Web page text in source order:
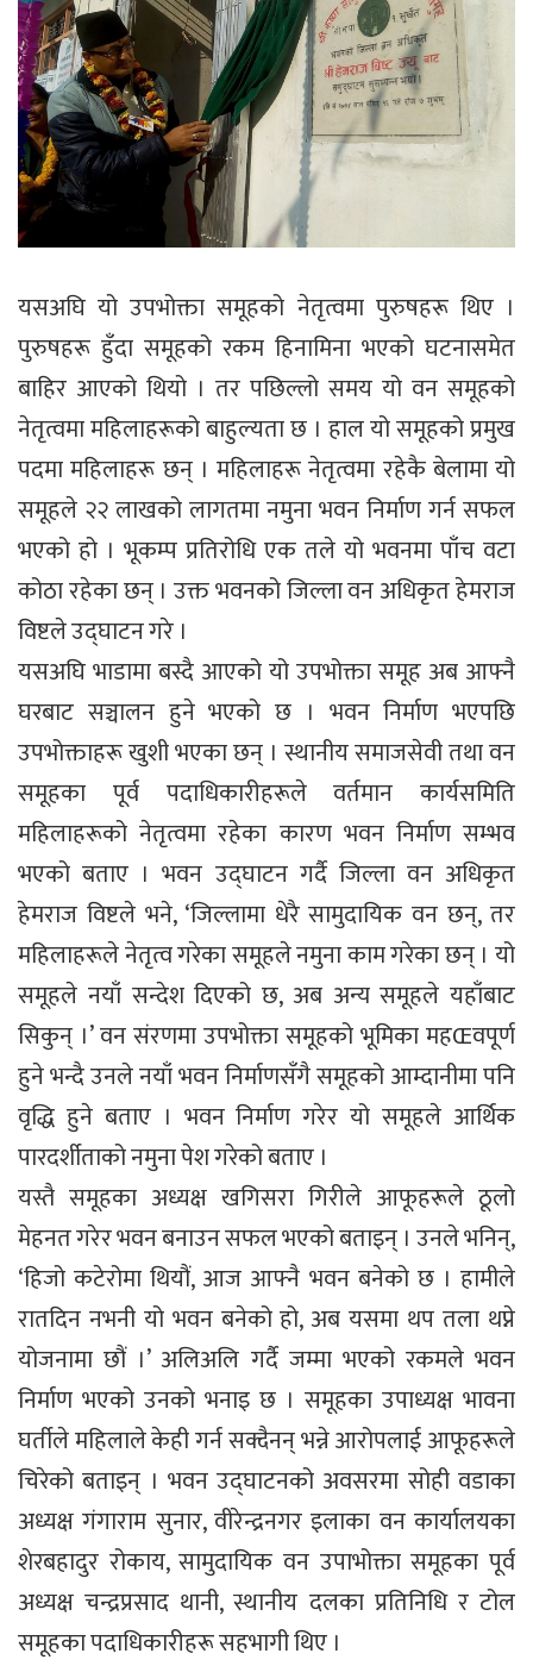
यसअघि यो उपभोक्ता समूहको नेतृत्वमा पुरुषहरू थिए ।
पुरुषहरू हुँदा समूहको रकम हिनामिना भएको घटनासमेत
बाहिर आएको थियो । तर पछिल्लो समय यो वन समूहको
नेतृत्वमा महिलाहरूको बाहुल्यता छ । हाल यो समूहको प्रमुख
पदमा महिलाहरू छन् । महिलाहरू नेतृत्वमा रहेकै बेलामा यो
समूहले २२ लाखको लागतमा नमुना भवन निर्माण गर्न सफल
भएको हो । भूकम्प प्रतिरोधि एक तले यो भवनमा पाँच वटा
कोठा रहेका छन् । उक्त भवनको जिल्ला वन अधिकृत हेमराज
विष्टले उद्घाटन गरे ।
यसअघि भाडामा बस्दै आएको यो उपभोक्ता समूह अब आफ्नै
घरबाट सञ्चालन हुने भएको छ । भवन निर्माण भएपछि
उपभोक्ताहरू खुशी भएका छन् । स्थानीय समाजसेवी तथा वन
समूहका पूर्व पदाधिकारीहरूले वर्तमान कार्यसमिति
महिलाहरूको नेतृत्वमा रहेका कारण भवन निर्माण सम्भव
भएको बताए । भवन उद्घाटन गर्दै जिल्ला वन अधिकृत
हेमराज विष्टले भने, ‘जिल्लामा धेरै सामुदायिक वन छन्, तर
महिलाहरूले नेतृत्व गरेका समूहले नमुना काम गरेका छन् । यो
समूहले नयाँ सन्देश दिएको छ, अब अन्य समूहले यहाँबाट
सिकुन् ।’ वन संरणमा उपभोक्ता समूहको भूमिका महŒवपूर्ण
हुने भन्दै उनले नयाँ भवन निर्माणसँगै समूहको आम्दानीमा पनि
वृद्धि हुने बताए । भवन निर्माण गरेर यो समूहले आर्थिक
पारदर्शीताको नमुना पेश गरेको बताए ।
यस्तै समूहका अध्यक्ष खगिसरा गिरीले आफूहरूले ठूलो
मेहनत गरेर भवन बनाउन सफल भएको बताइन् । उनले भनिन्,
‘हिजो कटेरोमा थियौं, आज आफ्नै भवन बनेको छ । हामीले
रातदिन नभनी यो भवन बनेको हो, अब यसमा थप तला थप्ने
योजनामा छौं ।’ अलिअलि गर्दै जम्मा भएको रकमले भवन
निर्माण भएको उनको भनाइ छ । समूहका उपाध्यक्ष भावना
घर्तीले महिलाले केही गर्न सक्दैनन् भन्ने आरोपलाई आफूहरूले
चिरेको बताइन् । भवन उद्घाटनको अवसरमा सोही वडाका
अध्यक्ष गंगाराम सुनार, वीरेन्द्रनगर इलाका वन कार्यालयका
शेरबहादुर रोकाय, सामुदायिक वन उपाभोक्ता समूहका पूर्व
अध्यक्ष चन्द्रप्रसाद थानी, स्थानीय दलका प्रतिनिधि र टोल
समूहका पदाधिकारीहरू सहभागी थिए ।